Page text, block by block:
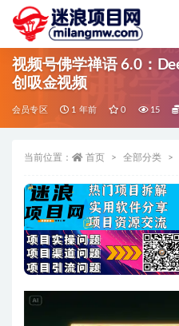
视频号佛学禅语 6.0：
创吸金视频
会员专区 1 年前 0 15
当前位置： 首页 全部分类
全部